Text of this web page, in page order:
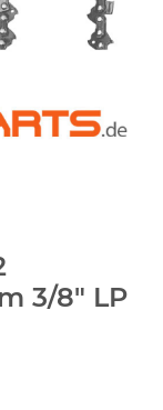
3/8" LP